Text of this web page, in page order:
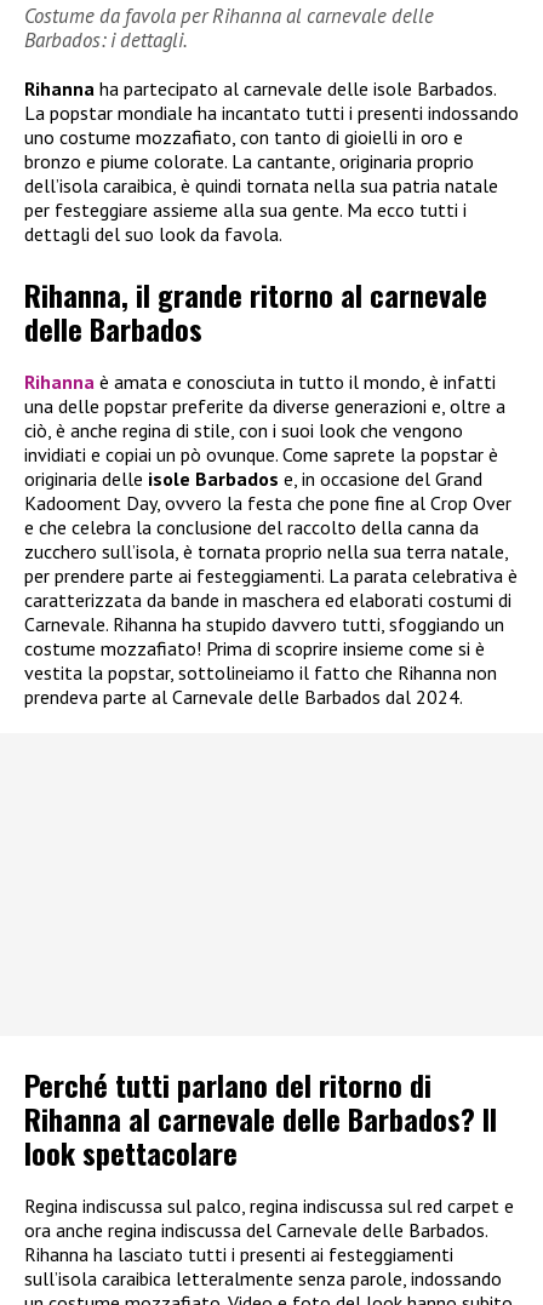
Costume da favola per Rihanna al carnevale delle
Barbados: i dettagli.
Rihanna ha partecipato al carnevale delle isole Barbados.
La popstar mondiale ha incantato tutti i presenti indossando
uno costume mozzafiato, con tanto di gioielli in oro e
bronzo e piume colorate. La cantante, originaria proprio
dell’isola caraibica, è quindi tornata nella sua patria natale
per festeggiare assieme alla sua gente. Ma ecco tutti i
dettagli del suo look da favola.
Rihanna, il grande ritorno al carnevale
delle Barbados
Rihanna è amata e conosciuta in tutto il mondo, è infatti
una delle popstar preferite da diverse generazioni e, oltre a
ciò, è anche regina di stile, con i suoi look che vengono
invidiati e copiai un pò ovunque. Come saprete la popstar è
originaria delle isole Barbados e, in occasione del Grand
Kadooment Day, ovvero la festa che pone fine al Crop Over
e che celebra la conclusione del raccolto della canna da
zucchero sull’isola, è tornata proprio nella sua terra natale,
per prendere parte ai festeggiamenti. La parata celebrativa è
caratterizzata da bande in maschera ed elaborati costumi di
Carnevale. Rihanna ha stupido davvero tutti, sfoggiando un
costume mozzafiato! Prima di scoprire insieme come si è
vestita la popstar, sottolineiamo il fatto che Rihanna non
prendeva parte al Carnevale delle Barbados dal 2024.
Perché tutti parlano del ritorno di
Rihanna al carnevale delle Barbados? Il
look spettacolare
Regina indiscussa sul palco, regina indiscussa sul red carpet e
ora anche regina indiscussa del Carnevale delle Barbados.
Rihanna ha lasciato tutti i presenti ai festeggiamenti
sull’isola caraibica letteralmente senza parole, indossando